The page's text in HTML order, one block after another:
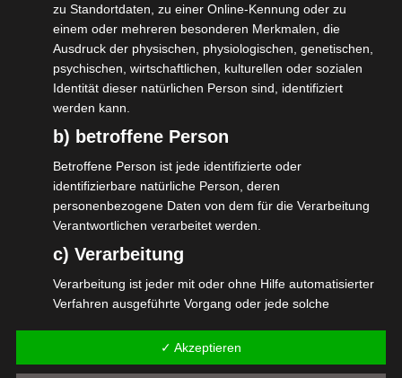
Statusfeststellungsverfahren, die EU-
Plattformrichtlinie und die geplante Reform
der privaten Altersvorsorge. Mit Peter
Weiß, dem Bundeswahlbeauftragten für die
über die Vertretung der Selbständigen im
Sozialparlament.
Gut investierte Zeit. Wir merken, dass
Selbständige mehr gehört und mitgedacht
werden; ausreichend aber noch lange nicht.
Deshalb müssen wir dranbleiben und unsere
Bemühungen weiter verstärken.
zu Standortdaten, zu einer Online-Kennung oder zu
einem oder mehreren besonderen Merkmalen, die
Ausdruck der physischen, physiologischen, genetischen,
psychischen, wirtschaftlichen, kulturellen oder sozialen
Identität dieser natürlichen Person sind, identifiziert
werden kann.
b) betroffene Person
Betroffene Person ist jede identifizierte oder
identifizierbare natürliche Person, deren
personenbezogene Daten von dem für die Verarbeitung
Verantwortlichen verarbeitet werden.
c) Verarbeitung
Verarbeitung ist jeder mit oder ohne Hilfe automatisierter
Verfahren ausgeführte Vorgang oder jede solche
personenbezogenen Daten wie das Erheben, das
Erfassen, die Organisation, das Ordnen, die Speicherung,
✓ Akzeptieren